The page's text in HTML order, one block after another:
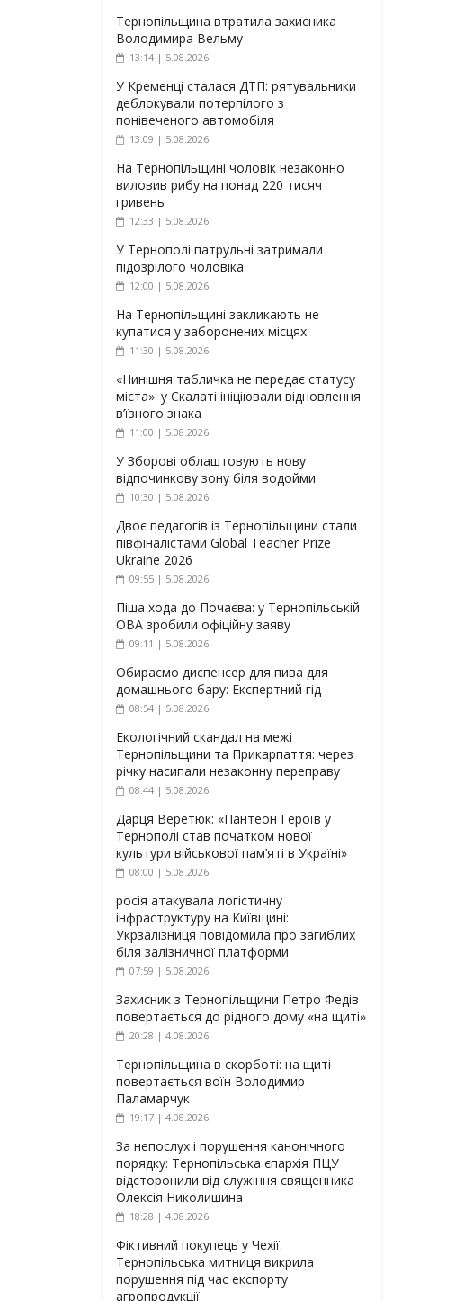
Тернопільщина втратила захисника
Володимира Вельму
13:14 | 5.08.2026
У Кременці сталася ДТП: рятувальники
деблокували потерпілого з
понівеченого автомобіля
13:09 | 5.08.2026
На Тернопільщині чоловік незаконно
виловив рибу на понад 220 тисяч
гривень
12:33 | 5.08.2026
У Тернополі патрульні затримали
підозрілого чоловіка
12:00 | 5.08.2026
На Тернопільщині закликають не
купатися у заборонених місцях
11:30 | 5.08.2026
«Нинішня табличка не передає статусу
міста»: у Скалаті ініціювали відновлення
в’їзного знака
11:00 | 5.08.2026
У Зборові облаштовують нову
відпочинкову зону біля водойми
10:30 | 5.08.2026
Двоє педагогів із Тернопільщини стали
півфіналістами Global Teacher Prize
Ukraine 2026
09:55 | 5.08.2026
Піша хода до Почаєва: у Тернопільській
ОВА зробили офіційну заяву
09:11 | 5.08.2026
Обираємо диспенсер для пива для
домашнього бару: Експертний гід
08:54 | 5.08.2026
Екологічний скандал на межі
Тернопільщини та Прикарпаття: через
річку насипали незаконну переправу
08:44 | 5.08.2026
Дарця Веретюк: «Пантеон Героїв у
Тернополі став початком нової
культури військової пам’яті в Україні»
08:00 | 5.08.2026
росія атакувала логістичну
інфраструктуру на Київщині:
Укрзалізниця повідомила про загиблих
біля залізничної платформи
07:59 | 5.08.2026
Захисник з Тернопільщини Петро Федів
повертається до рідного дому «на щиті»
20:28 | 4.08.2026
Тернопільщина в скорботі: на щиті
повертається воїн Володимир
Паламарчук
19:17 | 4.08.2026
За непослух і порушення канонічного
порядку: Тернопільська єпархія ПЦУ
відсторонили від служіння священника
Олексія Николишина
18:28 | 4.08.2026
Фіктивний покупець у Чехії:
Тернопільська митниця викрила
порушення під час експорту
агропродукції